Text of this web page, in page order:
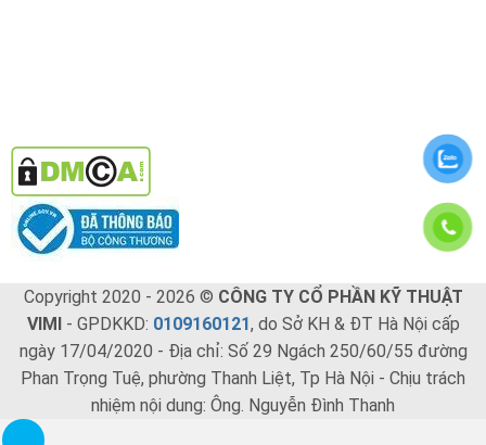
Copyright 2020 - 2026 © CÔNG TY CỔ PHẦN KỸ THUẬT
VIMI- GPDKKD: 0109160121, do Sở KH & ĐT Hà Nội cấp
ngày 17/04/2020 - Địa chỉ: Số 29 Ngách 250/60/55 đường
Phan Trọng Tuệ, phường Thanh Liệt, Tp Hà Nội - Chịu trách
nhiệm nội dung: Ông. Nguyễn Đình Thanh